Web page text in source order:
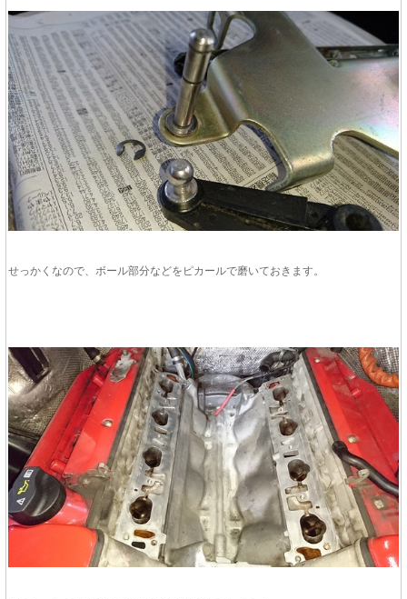
せっかくなので、ボール部分などをピカールで磨いておきます。